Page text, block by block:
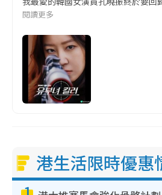
閱讀更多
港生活限時優惠